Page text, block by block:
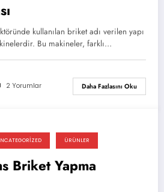
kullanılan briket adı verilen yapı
Bu makineler, farklı…
2 Yorumlar Daha Fazlasını Oku
ÜRÜNLER
Briket Yapma